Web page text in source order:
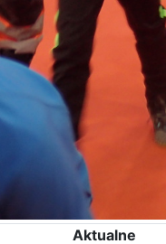
Aktualne